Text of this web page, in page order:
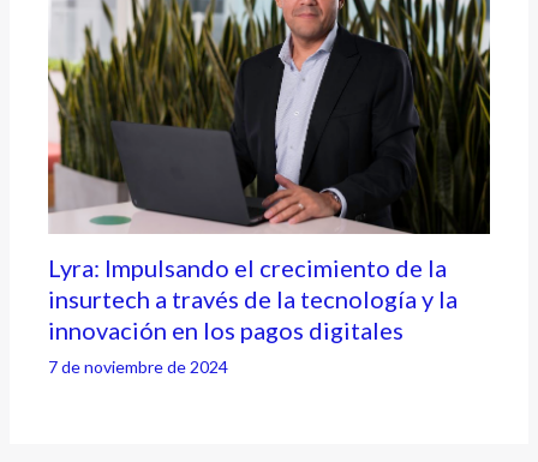
Lyra: Impulsando el crecimiento de la
insurtech a través de la tecnología y la
innovación en los pagos digitales
7 de noviembre de 2024